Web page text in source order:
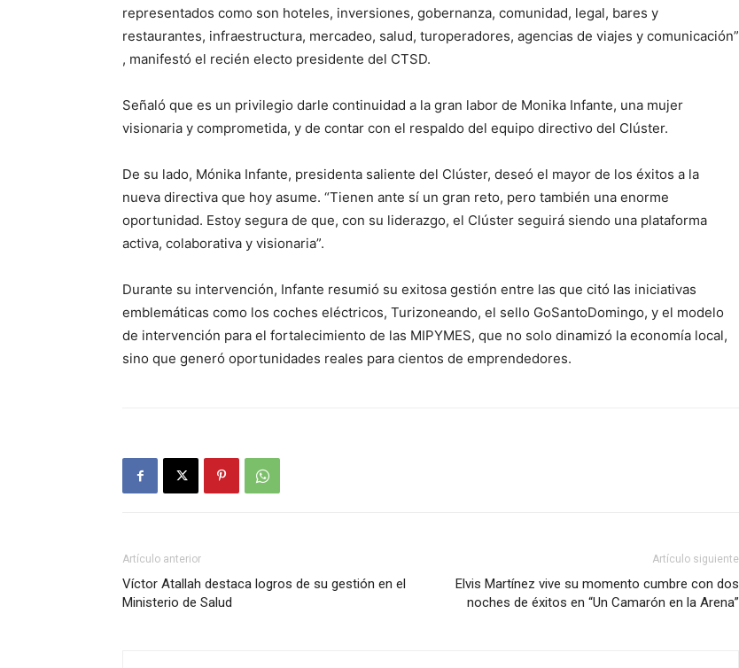
representados como son hoteles, inversiones, gobernanza, comunidad, legal, bares y
restaurantes, infraestructura, mercadeo, salud, turoperadores, agencias de viajes y comunicación”
, manifestó el recién electo presidente del CTSD.
Señaló que es un privilegio darle continuidad a la gran labor de Monika Infante, una mujer
visionaria y comprometida, y de contar con el respaldo del equipo directivo del Clúster.
De su lado, Mónika Infante, presidenta saliente del Clúster, deseó el mayor de los éxitos a la
nueva directiva que hoy asume. “Tienen ante sí un gran reto, pero también una enorme
oportunidad. Estoy segura de que, con su liderazgo, el Clúster seguirá siendo una plataforma
activa, colaborativa y visionaria”.
Durante su intervención, Infante resumió su exitosa gestión entre las que citó las iniciativas
emblemáticas como los coches eléctricos, Turizoneando, el sello GoSantoDomingo, y el modelo
de intervención para el fortalecimiento de las MIPYMES, que no solo dinamizó la economía local,
sino que generó oportunidades reales para cientos de emprendedores.
Artículo anterior
Víctor Atallah destaca logros de su gestión en el
Ministerio de Salud
Artículo siguiente
Elvis Martínez vive su momento cumbre con dos
noches de éxitos en “Un Camarón en la Arena”